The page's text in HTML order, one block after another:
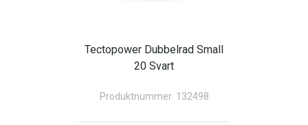
Tectopower Dubbelrad Small
20 Svart
Produktnummer: 132498